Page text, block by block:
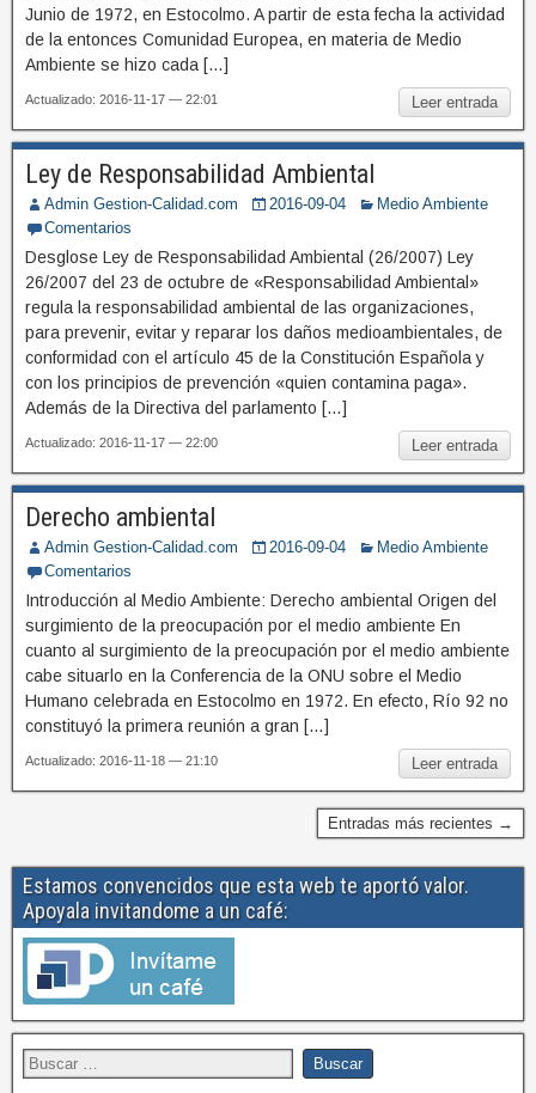
Junio de 1972, en Estocolmo. A partir de esta fecha la actividad
de la entonces Comunidad Europea, en materia de Medio
Ambiente se hizo cada […]
Leer entrada
Actualizado: 2016-11-17 — 22:01
Ley de Responsabilidad Ambiental
Admin Gestion-Calidad.com 2016-09-04
Medio Ambiente
Comentarios
Desglose Ley de Responsabilidad Ambiental (26/2007) Ley
26/2007 del 23 de octubre de «Responsabilidad Ambiental»
regula la responsabilidad ambiental de las organizaciones,
para prevenir, evitar y reparar los daños medioambientales, de
conformidad con el artículo 45 de la Constitución Española y
con los principios de prevención «quien contamina paga».
Además de la Directiva del parlamento […]
Leer entrada
Actualizado: 2016-11-17 — 22:00
Derecho ambiental
Admin Gestion-Calidad.com 2016-09-04
Medio Ambiente
Comentarios
Introducción al Medio Ambiente: Derecho ambiental Origen del
surgimiento de la preocupación por el medio ambiente En
cuanto al surgimiento de la preocupación por el medio ambiente
cabe situarlo en la Conferencia de la ONU sobre el Medio
Humano celebrada en Estocolmo en 1972. En efecto, Río 92 no
constituyó la primera reunión a gran […]
Leer entrada
Actualizado: 2016-11-18 — 21:10
Entradas más recientes →
Estamos convencidos que esta web te aportó valor.
Apoyala invitandome a un café: